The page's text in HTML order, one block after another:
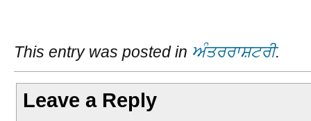
This entry was posted in ਅੰਤਰਰਾਸ਼ਟਰੀ.
Leave a Reply